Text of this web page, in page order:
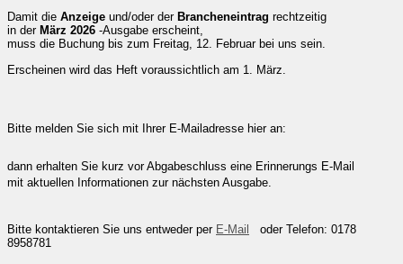
Damit die Anzeige und/oder der Brancheneintrag rechtzeitig
in der März 2026 -Ausgabe erscheint,
muss die Buchung bis zum Freitag, 12. Februar bei uns sein.
Erscheinen wird das Heft voraussichtlich am 1. März.
Bitte melden Sie sich mit Ihrer E-Mailadresse hier an:
dann erhalten Sie kurz vor Abgabeschluss eine Erinnerungs E-Mail
mit aktuellen Informationen zur nächsten Ausgabe.
Bitte kontaktieren Sie uns entweder per E-Mail
oder Telefon: 0178
8958781